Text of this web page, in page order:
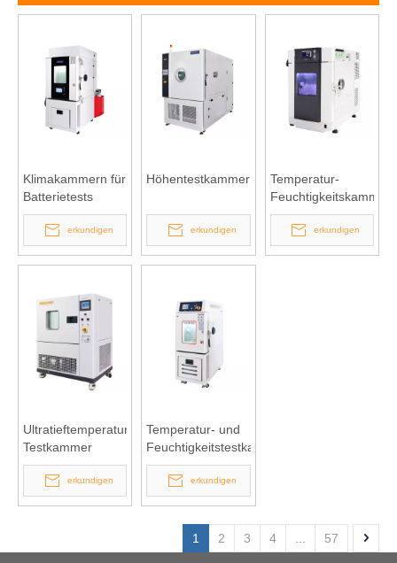
Klimakammern für
Batterietests
erkundigen
Höhentestkammer
erkundigen
Temperatur-
Feuchtigkeitskammer
vom Tischmodell
erkundigen
Ultratieftemperatur-
Testkammer
erkundigen
Temperatur- und
Feuchtigkeitstestkammer
erkundigen
1 2 3 4 57